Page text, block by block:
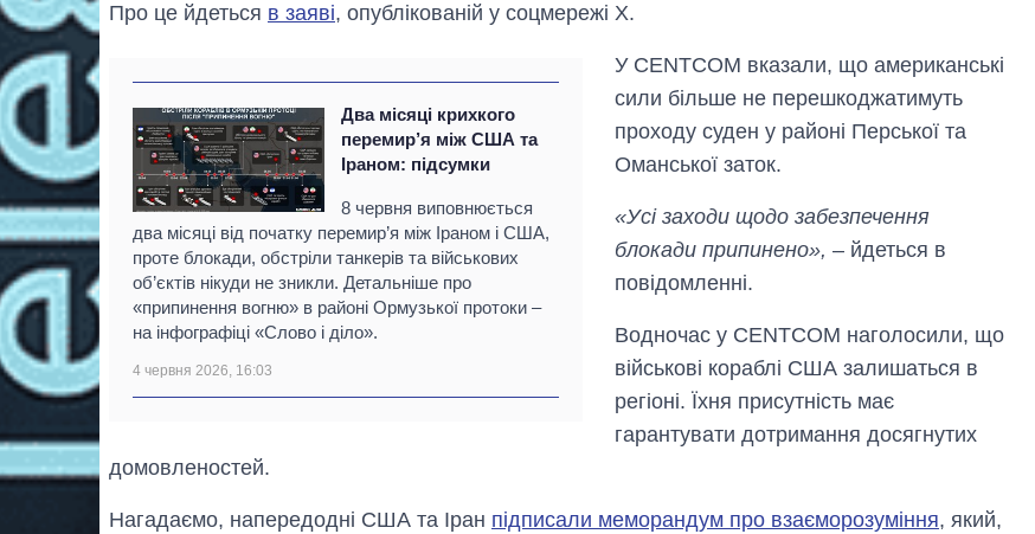
Про це йдеться в заяві, опублікованій у соцмережі X.
Два місяці крихкого
перемир’я між США та
Іраном: підсумки
8 червня виповнюється
два місяці від початку перемир’я між Іраном і США,
проте блокади, обстріли танкерів та військових
об’єктів нікуди не зникли. Детальніше про
«припинення вогню» в районі Ормузької протоки –
на інфографіці «Слово і діло».
4 червня 2026, 16:03
У CENTCOM вказали, що американські
сили більше не перешкоджатимуть
проходу суден у районі Перської та
Оманської заток.
«Усі заходи щодо забезпечення
блокади припинено», – йдеться в
повідомленні.
Водночас у CENTCOM наголосили, що
військові кораблі США залишаться в
регіоні. Їхня присутність має
гарантувати дотримання досягнутих
домовленостей.
Нагадаємо, напередодні США та Іран підписали меморандум про взаєморозуміння, який,
Від 1 місяця – до 5
років: хто і як
посаду керівника
СЗР